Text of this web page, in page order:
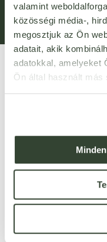
valamint
közösségi média-,
megosztjuk az Ön
adatait, akik
adatokkal, amelyeket
Ön által használt más
Adatkezelési kérelem
Bejelentővédelem
VIRTUÁLIS
1135 Budapest,